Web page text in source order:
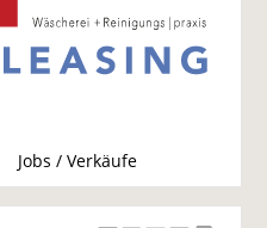
Jobs / Verkäufe
u
c